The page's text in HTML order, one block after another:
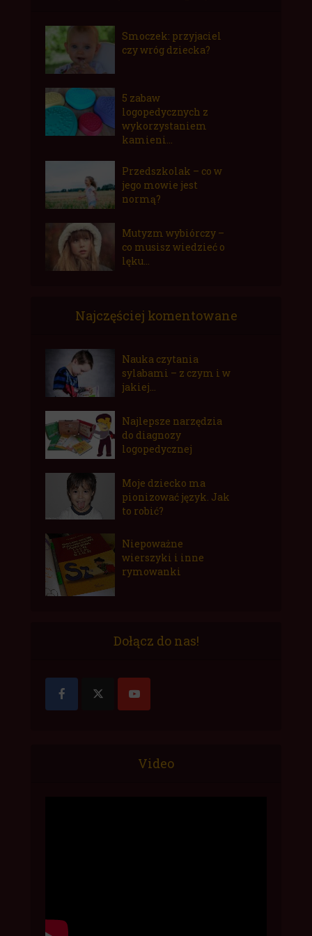
Smoczek: przyjaciel
czy wróg dziecka?
5 zabaw
logopedycznych z
wykorzystaniem
kamieni...
Przedszkolak – co w
jego mowie jest
normą?
Mutyzm wybiórczy –
co musisz wiedzieć o
lęku...
Najczęściej komentowane
Nauka czytania
sylabami – z czym i w
jakiej...
Najlepsze narzędzia
do diagnozy
logopedycznej
Moje dziecko ma
pionizować język. Jak
to robić?
Niepoważne
wierszyki i inne
rymowanki
Dołącz do nas!
Video